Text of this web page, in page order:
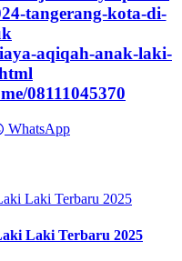
tangerang-kota-di-
aqiqah-anak-laki-
08111045370
WhatsApp
Laki Terbaru 2025